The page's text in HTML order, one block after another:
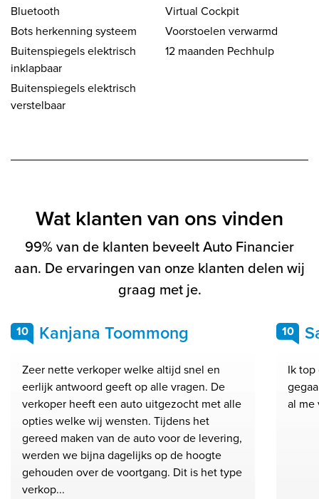
Bluetooth
Bots herkenning systeem
Buitenspiegels elektrisch
inklapbaar
Buitenspiegels elektrisch
verstelbaar
Virtual Cockpit
Voorstoelen verwarmd
12 maanden Pechhulp
Wat klanten van ons vinden
99% van de klanten beveelt Auto Financier
aan. De ervaringen van onze klanten delen wij
graag met je.
10 Kanjana Toommong
Zeer nette verkoper welke altijd snel en
eerlijk antwoord geeft op alle vragen. De
verkoper heeft een auto uitgezocht met alle
opties welke wij wensten. Tijdens het
gereed maken van de auto voor de levering,
werden we bijna dagelijks op de hoogte
gehouden over de voortgang. Dit is het type
verkop...
10
Ik
al me